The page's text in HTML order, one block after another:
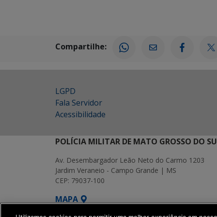
Compartilhe:
LGPD
Fala Servidor
Acessibilidade
POLÍCIA MILITAR DE MATO GROSSO DO
Av. Desembargador Leão Neto do Carmo 1203
Jardim Veraneio - Campo Grande | MS
CEP: 79037-100
MAPA
SETDIG | Secretaria-Executiva de Transformação